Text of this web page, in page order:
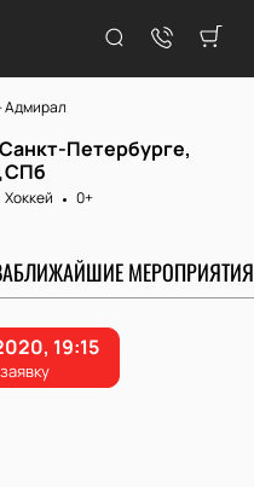
Адмирал
Петербурге,
СПб
Хоккей
0+
БЛИЖАЙШИЕ МЕРОПРИЯТИЯ